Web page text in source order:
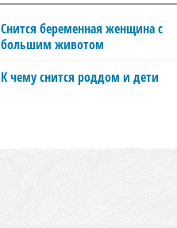
Снится беременная женщина с
большим животом
К чему снится роддом и дети